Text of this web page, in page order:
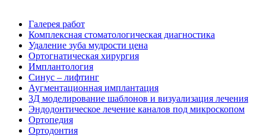
Галерея работ
Комплексная стоматологическая диагностика
Удаление зуба мудрости цена
Ортогнатическая хирургия
Имплантология
Синус – лифтинг
Аугментационная имплантация
3Д моделирование шаблонов и визуализация лечения
Эндодонтическое лечение каналов под микроскопом
Ортопедия
Ортодонтия